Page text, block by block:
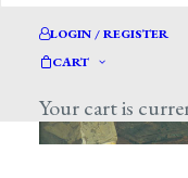
LOGIN / REGISTER
CART
Your cart is